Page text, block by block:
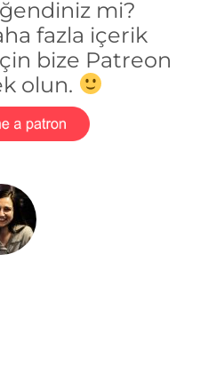
mi?
fazla içerik
bize Patreon
olun.